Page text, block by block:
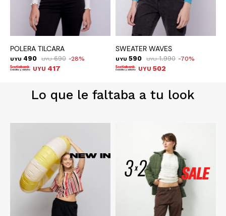
POLERA TILCARA
UYU 490 UYU 690 28
UYU 417
SWEATER WAVES
UYU 590 UYU 1.990 70
UYU 502
Lo que le faltaba a tu look